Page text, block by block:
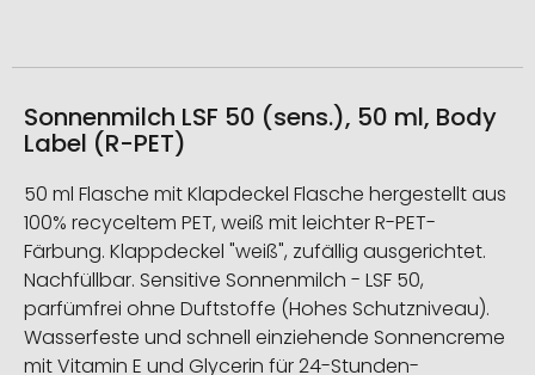
Sonnenmilch LSF 50 (sens.), 50 ml, Body
Label (R-PET)
50 ml Flasche mit Klapdeckel Flasche hergestellt aus
100% recyceltem PET, weiß mit leichter R-PET-
Färbung. Klappdeckel "weiß", zufällig ausgerichtet.
Nachfüllbar. Sensitive Sonnenmilch - LSF 50,
parfümfrei ohne Duftstoffe (Hohes Schutzniveau).
Wasserfeste und schnell einziehende Sonnencreme
mit Vitamin E und Glycerin für 24-Stunden-